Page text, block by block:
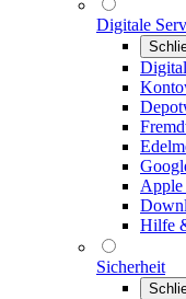
Digitale
Apple
Hilfe
Sicherheit